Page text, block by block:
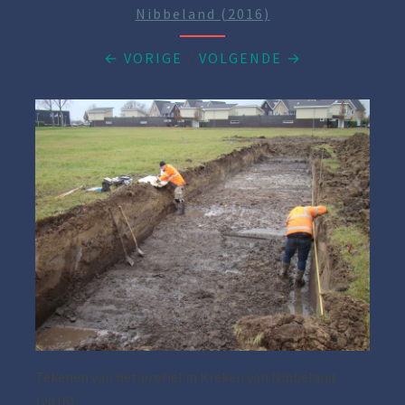
Nibbeland (2016)
← VORIGE / VOLGENDE →
Tekenen van het profiel in Kreken van Nibbeland
(2016)